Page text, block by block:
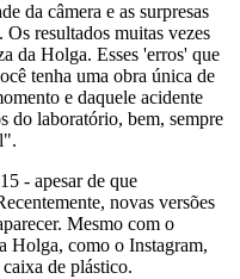
da câmera e as surpresas
resultados muitas vezes
da Holga. Esses 'erros' que
tenha uma obra única de
e daquele acidente
do laboratório, bem, sempre
- apesar de que
novas versões
Mesmo com o
Holga, como o Instagram,
de plástico.